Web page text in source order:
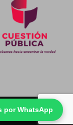
por WhatsApp
derechos